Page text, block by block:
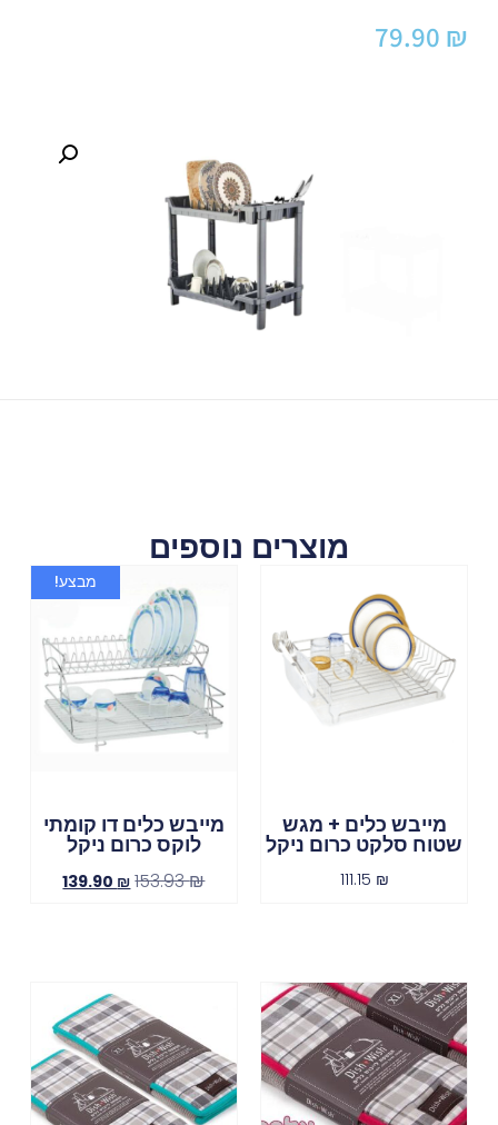
79.90 ₪
מוצרים נוספים
מייבש כלים + מגש
שטוח סלקט כרום ניקל
111.15 ₪
מבצע!
מייבש כלים דו קומתי
לוקס כרום ניקל
153.93₪
139.90 ₪